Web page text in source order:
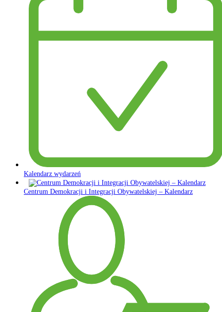
Kalendarz wydarzeń
Centrum Demokracji i Integracji Obywatelskiej – Kalendarz